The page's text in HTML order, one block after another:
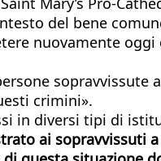
del bene
nuovamente
sopravvissute
crimini».
in diversi tipi di
ai sopravvissuti